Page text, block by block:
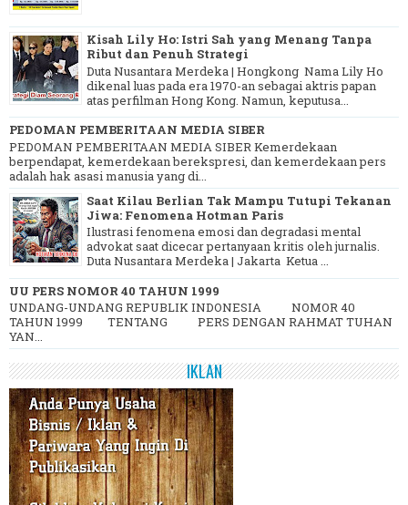
Kisah Lily Ho: Istri Sah yang Menang Tanpa
Ribut dan Penuh Strategi
Duta Nusantara Merdeka | Hongkong Nama Lily Ho
dikenal luas pada era 1970-an sebagai aktris papan
atas perfilman Hong Kong. Namun, keputusa...
PEDOMAN PEMBERITAAN MEDIA SIBER
PEDOMAN PEMBERITAAN MEDIA SIBER Kemerdekaan
berpendapat, kemerdekaan berekspresi, dan kemerdekaan pers
adalah hak asasi manusia yang di...
Saat Kilau Berlian Tak Mampu Tutupi Tekanan
Jiwa: Fenomena Hotman Paris
Ilustrasi fenomena emosi dan degradasi mental
advokat saat dicecar pertanyaan kritis oleh jurnalis.
Duta Nusantara Merdeka | Jakarta Ketua ...
UU PERS NOMOR 40 TAHUN 1999
UNDANG-UNDANG REPUBLIK INDONESIA NOMOR 40
TAHUN 1999 TENTANG PERS DENGAN RAHMAT TUHAN
YAN...
IKLAN